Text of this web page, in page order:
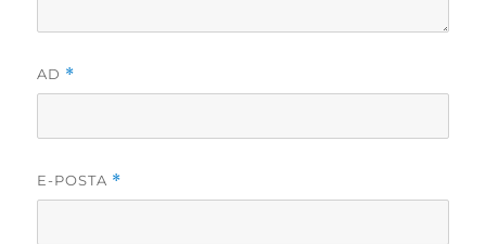
AD *
E-POSTA *